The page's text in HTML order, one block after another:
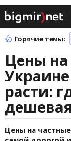
Горячие темы:
Цены
расти:
дешевая
Цены на